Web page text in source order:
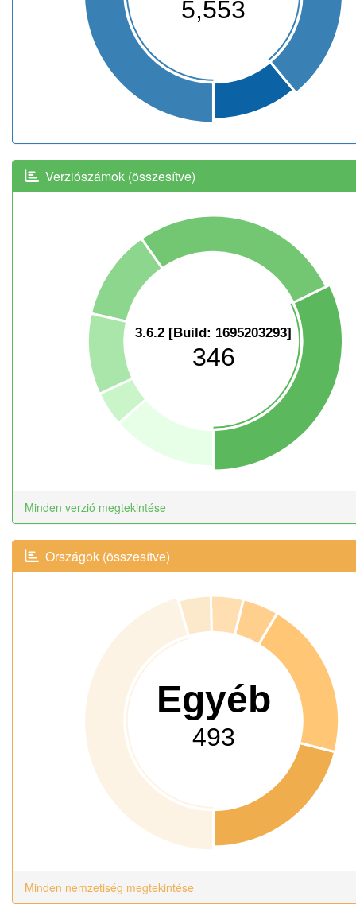
5,553
Verziószámok (összesítve)
3.6.2 [Build: 1695203293]
346
Minden verzió megtekintése
Országok (összesítve)
Egyéb
493
Minden nemzetiség megtekintése